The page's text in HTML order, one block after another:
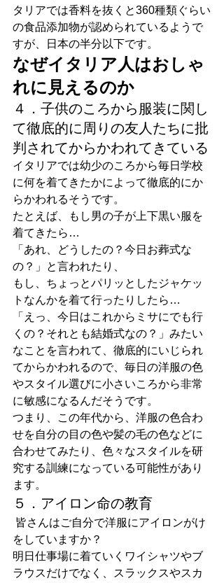
タリアでは香料を抜くと360種類ぐらい
の食品添加物が認められているようで
すが、日本の半分以下です。
なぜイタリア人はおしゃ
れに見えるのか
４．子供のころから服装に関し
て徹底的に周りの友人たちに批
判されてからかわれてきている
イタリアでは幼少のころから毎日学校
に何を着てきたかによって徹底的にか
らかわれるそうです。
たとえば、もし男の子が上下黒い服を
着てきたら…
「あれ、どうしたの？今日お葬式な
の？」と言われたり、
もし、ちょっとパリッとしたジャケッ
トなんかを着て行ったりしたら…
「えっ、今日はこれからミサにでも行
くの？それとも結婚式なの？」みたい
なことを言われて、徹底的にいじられ
てからかわれるので、毎日の洋服の色
やスタイル選びに小さいころから非常
に敏感になるんだそうです。
つまり、この年代から、洋服の色合わ
せを自分の目の色や髪の毛の色などに
合わせてみたり、色々なスタイルを研
究する訓練になっている可能性があり
ます。
５．アイロン命の教育
をしていますか？
明日仕事場に着ていくワイシャツやブ
ラウスだけでなく、スラックスやスカ